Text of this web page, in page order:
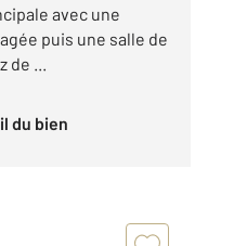
avec une
puis une salle de
de ...
du bien